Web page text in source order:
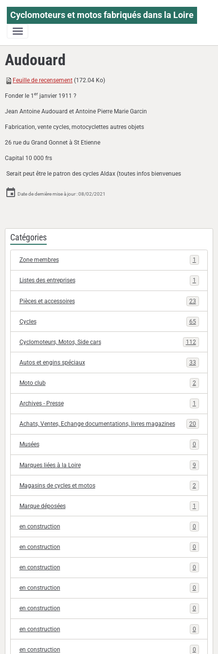
Cyclomoteurs et motos fabriqués dans la Loire
Audouard
Feuille de recensement (172.04 Ko)
Fonder le 1er janvier 1911 ?
Jean Antoine Audouard et Antoine Pierre Marie Garcin
Fabrication, vente cycles, motocyclettes autres objets
26 rue du Grand Gonnet à St Etienne
Capital 10 000 frs
Serait peut être le patron des cycles Aldax (toutes infos bienvenues
Date de dernière mise à jour : 08/02/2021
Catégories
Zone membres 1
Listes des entreprises 1
Pièces et accessoires 23
Cycles 65
Cyclomoteurs, Motos, Side cars 112
Autos et engins spéciaux 33
Moto club 2
Archives - Presse 1
Achats, Ventes, Echange documentations, livres magazines 20
Musées 0
Marques liées à la Loire 9
Magasins de cycles et motos 2
Marque déposées 1
en construction 0
en construction 0
en construction 0
en construction 0
en construction 0
en construction 0
en construction 0